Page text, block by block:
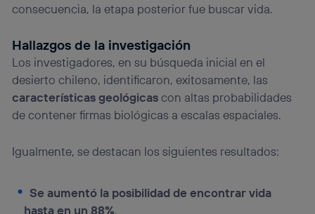
consecuencia, la etapa posterior fue buscar vida.
Hallazgos de la investigación
Los investigadores, en su búsqueda inicial en el
desierto chileno, identificaron, exitosamente, las
características geológicascon altas probabilidades
de contener firmas biológicas a escalas espaciales.
Igualmente, se destacan los siguientes resultados:
Se aumentó la posibilidad de encontrar vida
hasta en un 88%.